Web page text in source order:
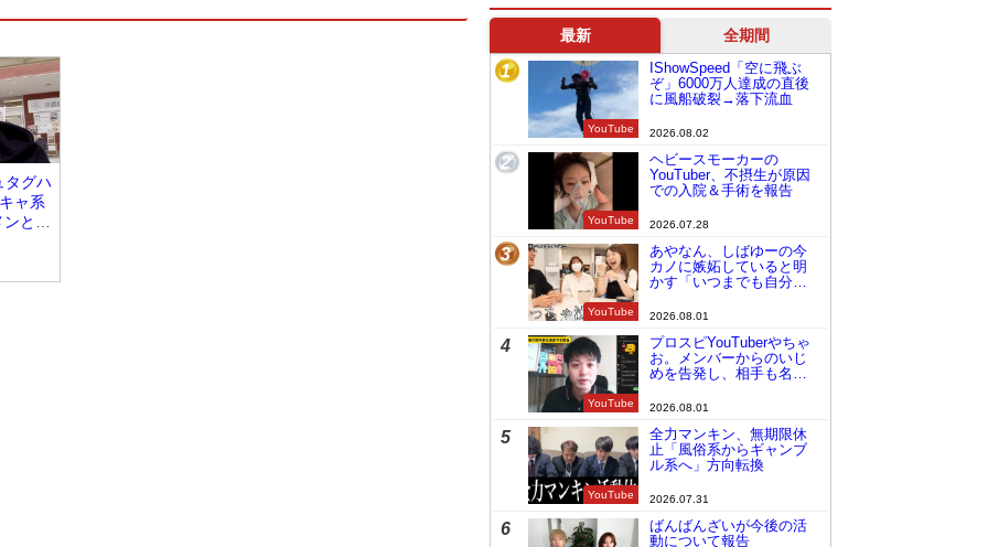
タグハ
ャ系
と話
最新 全期間
1
YouTube
IShowSpeed「空に飛ぶ
ぞ」6000万人達成の直後
に風船破裂→落下流血
2026.08.02
2
YouTube
ヘビースモーカーの
YouTuber、不摂生が原因
での入院＆手術を報告
2026.07.28
3
YouTube
あやなん、しばゆーの今
カノに嫉妬していると明
かす「いつまでも自分の
2026.08.01
4
YouTube
プロスピYouTuberやちゃ
お。メンバーからのいじ
めを告発し、相手も名指
2026.08.01
5
YouTube
全力マンキン、無期限休
止「風俗系からギャンブ
ル系へ」方向転換
2026.07.31
6
ばんばんざいが今後の活
動について報告